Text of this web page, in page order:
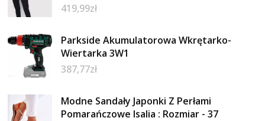
419,99zł
Parkside Akumulatorowa Wkrętarko-
Wiertarka 3W1
387,77zł
Modne Sandały Japonki Z Perłami
Pomarańczowe Isalia : Rozmiar - 37